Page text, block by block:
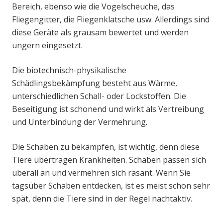
Bereich, ebenso wie die Vogelscheuche, das
Fliegengitter, die Fliegenklatsche usw. Allerdings sind
diese Geräte als grausam bewertet und werden
ungern eingesetzt.
Die biotechnisch-physikalische
Schädlingsbekämpfung besteht aus Wärme,
unterschiedlichen Schall- oder Lockstoffen. Die
Beseitigung ist schonend und wirkt als Vertreibung
und Unterbindung der Vermehrung.
Die Schaben zu bekämpfen, ist wichtig, denn diese
Tiere übertragen Krankheiten. Schaben passen sich
überall an und vermehren sich rasant. Wenn Sie
tagsüber Schaben entdecken, ist es meist schon sehr
spät, denn die Tiere sind in der Regel nachtaktiv.